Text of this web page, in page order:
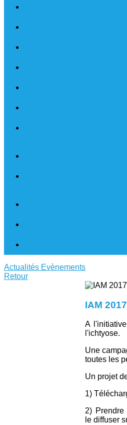
Actualités Evènements
Retour
IAM
A
l'ichtyose.
Une
toutes les
Un projet
1)
2)
le diffuser